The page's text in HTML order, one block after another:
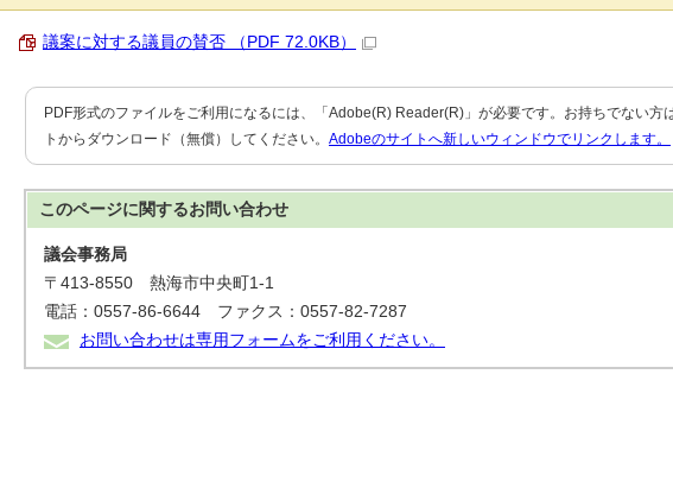
議案に対する議員の賛否 （PDF 72.0KB）
PDF形式のファイルをご利用になるには、「Adobe(R) Reader(R)」が必要です。お持ちでない方
トからダウンロード（無償）してください。 Adobeのサイトへ新しいウィンドウでリンクします。
このページに関するお問い合わせ
議会事務局
〒413-8550 熱海市中央町1-1
電話：0557-86-6644 ファクス：0557-82-7287
お問い合わせは専用フォームをご利用ください。